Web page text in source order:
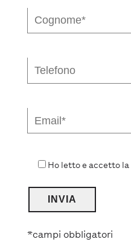
Ho letto e accetto la
*campi obbligatori